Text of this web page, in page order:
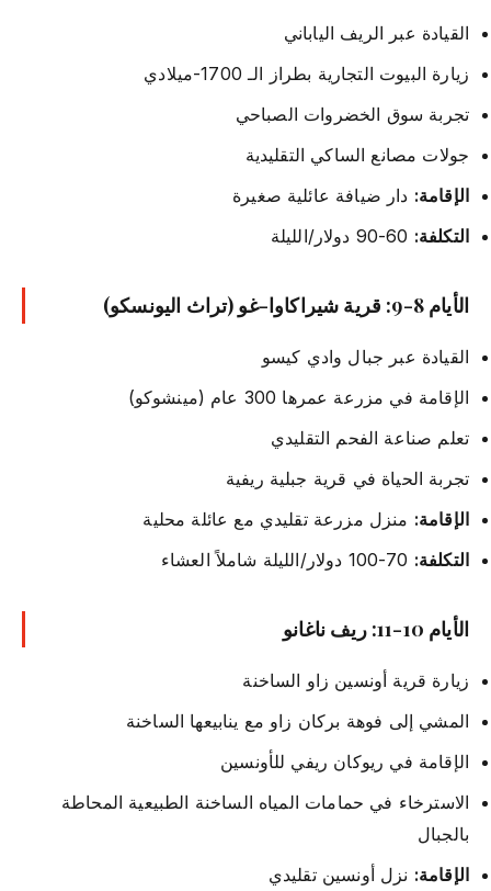
القيادة عبر الريف الياباني
زيارة البيوت التجارية بطراز الـ 1700-ميلادي
تجربة سوق الخضروات الصباحي
جولات مصانع الساكي التقليدية
الإقامة: دار ضيافة عائلية صغيرة
التكلفة:
الأيام 8-9: قرية شيراكاوا-غو (تراث اليونسكو)
القيادة عبر جبال وادي كيسو
الإقامة في مزرعة عمرها 300 عام (مينشوكو)
تعلم صناعة الفحم التقليدي
تجربة الحياة في قرية جبلية ريفية
الإقامة: منزل مزرعة تقليدي مع عائلة محلية
التكلفة:
الأيام 10-11: ريف ناغانو
زيارة قرية أونسين زاو الساخنة
المشي إلى فوهة بركان زاو مع ينابيعها الساخنة
الإقامة في ريوكان ريفي للأونسين
الاسترخاء في حمامات المياه الساخنة الطبيعية المحاطة
بالجبال
الإقامة: نزل أونسين تقليدي